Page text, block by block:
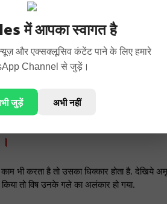
में आपका स्वागत है
और एक्सक्लूसिव कंटेंट पाने के लिए हमारे
Channel से जुड़ें।
जुड़ें अभी नहीं
with even the original stock.
करता है तो उसका धिक्कार होता है. देखिये
तो विष उनके गले का अलंकार हो गया.